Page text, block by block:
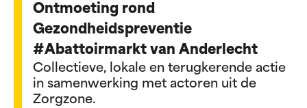
Ontmoeting rond
Gezondheidspreventie
#Abattoirmarkt van Anderlecht
Collectieve, lokale en terugkerende actie
in samenwerking met actoren uit de
Zorgzone.